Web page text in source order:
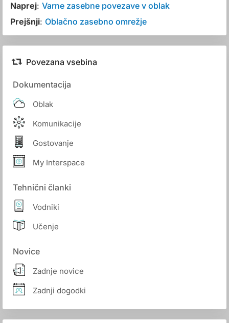
Naprej: Varne zasebne povezave v oblak
Prejšnji: Oblačno zasebno omrežje
Povezana vsebina
Dokumentacija
Oblak
Komunikacije
Gostovanje
My Interspace
Tehnični članki
Vodniki
Učenje
Novice
Zadnje novice
Zadnji dogodki